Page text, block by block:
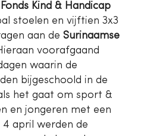
Fonds Kind & Handicap
stoelen en vijftien 3x3
aan de Surinaamse
voorafgaand
waarin de
bijgeschoold in de
het gaat om sport &
en jongeren met een
4 april werden de